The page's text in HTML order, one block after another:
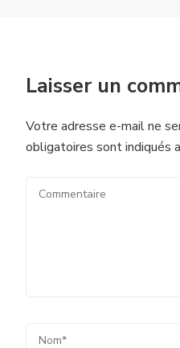
Laisser un
Votre adresse e-mail ne
obligatoires sont indiqués